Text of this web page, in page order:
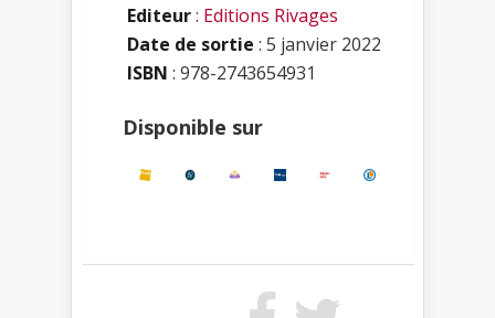
Editeur: Editions Rivages
Date de sortie : 5 janvier 2022
ISBN : 978-2743654931
Disponible sur